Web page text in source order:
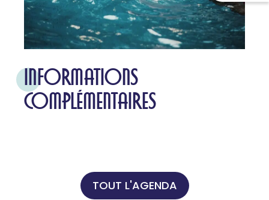
INFORMATIONS
COMPLÉMENTAIRES
TOUT L'AGENDA